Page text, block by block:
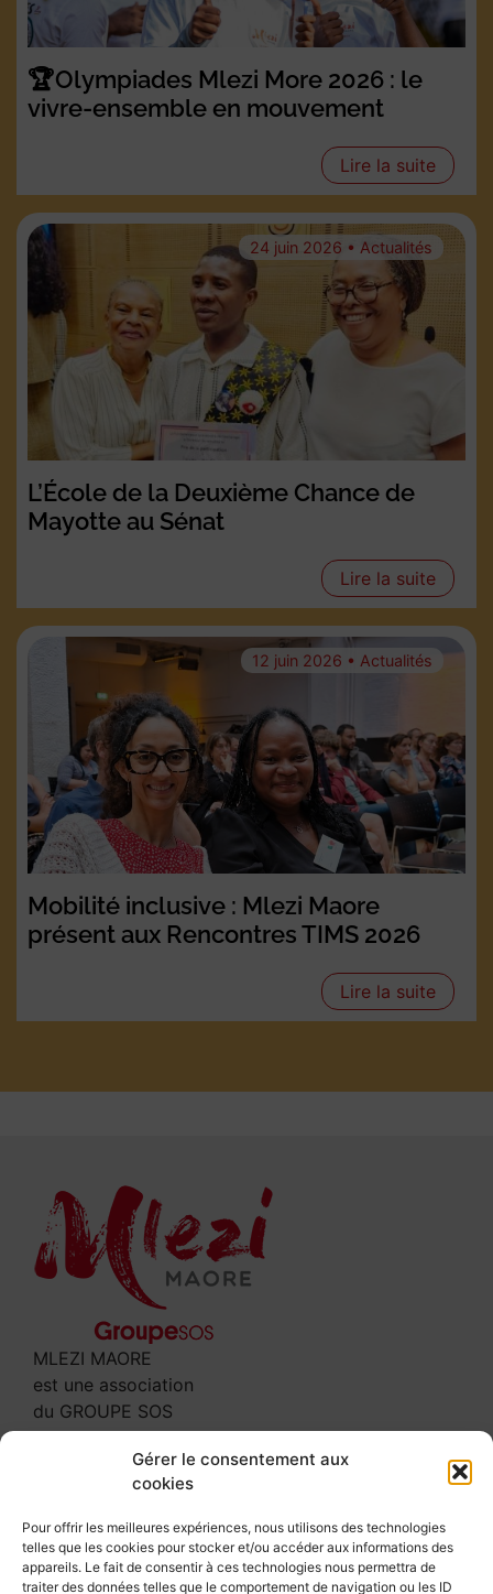
Gérer le consentement aux
cookies
Pour offrir les meilleures expériences, nous utilisons des technologies
telles que les cookies pour stocker et/ou accéder aux informations des
appareils. Le fait de consentir à ces technologies nous permettra de
traiter des données telles que le comportement de navigation ou les ID
🏆Olympiades Mlezi More 2026 : le
vivre-ensemble en mouvement
Lire la suite
24 juin 2026 • Actualités
L’École de la Deuxième Chance de
Mayotte au Sénat
Lire la suite
12 juin 2026 • Actualités
Mobilité inclusive : Mlezi Maore
présent aux Rencontres TIMS 2026
Lire la suite
MLEZI MAORE
est une association
du GROUPE SOS
97600 MAMOUDZOU
Tél : 02 69 61 64 00
secretariat@mlezi-maore.com